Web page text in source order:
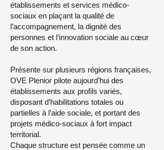
établissements et services médico-
sociaux en plaçant la qualité de
l’accompagnement, la dignité des
personnes et l’innovation sociale au cœur
de son action.
Présente sur plusieurs régions françaises,
OVE Plenior pilote aujourd’hui des
établissements aux profils variés,
disposant d’habilitations totales ou
partielles à l’aide sociale, et portant des
projets médico-sociaux à fort impact
territorial.
Chaque structure est pensée comme un